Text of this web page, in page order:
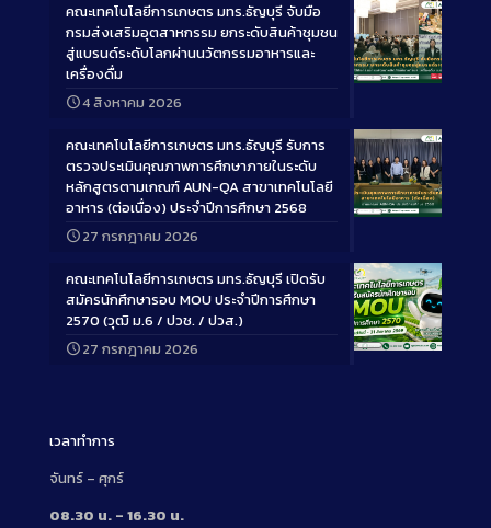
Long
คณะเทคโนโลยีการเกษตร มทร.ธัญบุรี จับมือ
กรมส่งเสริมอุตสาหกรรม ยกระดับสินค้าชุมชน
สู่แบรนด์ระดับโลกผ่านนวัตกรรมอาหารและ
เครื่องดื่ม
4 สิงหาคม 2026
Long
คณะเทคโนโลยีการเกษตร มทร.ธัญบุรี รับการ
ตรวจประเมินคุณภาพการศึกษาภายในระดับ
หลักสูตรตามเกณฑ์ AUN-QA สาขาเทคโนโลยี
อาหาร (ต่อเนื่อง) ประจำปีการศึกษา 2568
27 กรกฎาคม 2026
Long
คณะเทคโนโลยีการเกษตร มทร.ธัญบุรี เปิดรับ
สมัครนักศึกษารอบ MOU ประจำปีการศึกษา
2570 (วุฒิ ม.6 / ปวช. / ปวส.)
27 กรกฎาคม 2026
เวลาทำการ
จันทร์ – ศุกร์
08.30 น. – 16.30 น.